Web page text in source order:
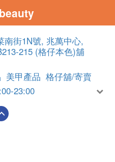
南街1N號, 兆萬中心,
215 (格仔本色)舖
美甲產品 格仔舖/寄賣
23:00